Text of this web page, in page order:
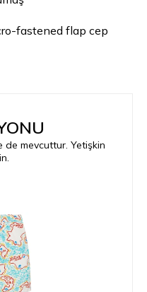
fastened flap cep
de mevcuttur. Yetişkin